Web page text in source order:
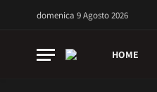
domenica 9 Agosto 2026
HOME